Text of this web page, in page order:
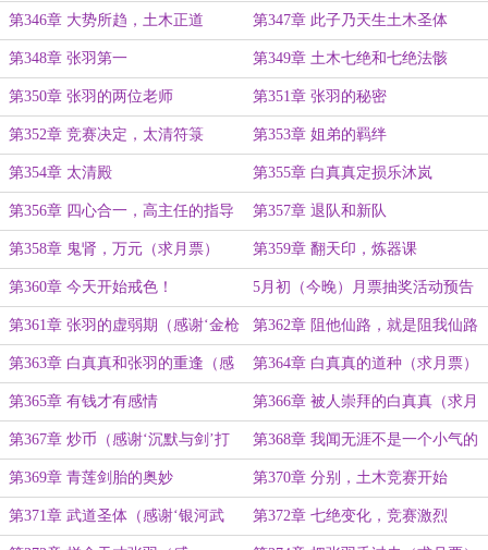
第346章 大势所趋，土木正道 第347章 此子乃天生土木圣体
第348章 张羽第一 第349章 土木七绝和七绝法骸
第350章 张羽的两位老师 第351章 张羽的秘密
第352章 竞赛决定，太清符箓 第353章 姐弟的羁绊
第354章 太清殿 第355章 白真真定损乐沐岚
第356章 四心合一，高主任的指导
（求月票）
第357章 退队和新队
第358章 鬼肾，万元（求月票） 第359章 翻天印，炼器课
第360章 今天开始戒色！ 5月初（今晚）月票抽奖活动预告
第361章 张羽的虚弱期（感谢‘金枪
匠卢梭’打赏盟主）
第362章 阻他仙路，就是阻我仙路
（求月票）
第363章 白真真和张羽的重逢（感
谢金枪匠卢梭再次打赏1.1个盟主）
第364章 白真真的道种（求月票）
第365章 有钱才有感情 第366章 被人崇拜的白真真（求月
票）
第367章 炒币（感谢‘沉默与剑’打
赏1.2个盟主）
第368章 我闻无涯不是一个小气的
人
第369章 青莲剑胎的奥妙 第370章 分别，土木竞赛开始
第371章 武道圣体（感谢‘银河武 第372章 七绝变化，竞赛激烈